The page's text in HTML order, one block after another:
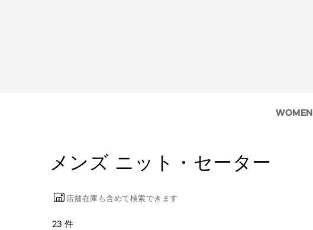
WOMEN
メンズ ニット・セーター
店舗在庫も含めて検索できます
23 件